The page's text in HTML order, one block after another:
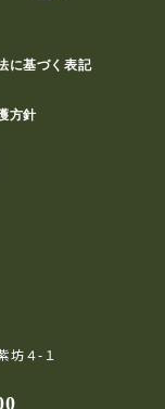
に基づく表記
方針
坊４-１